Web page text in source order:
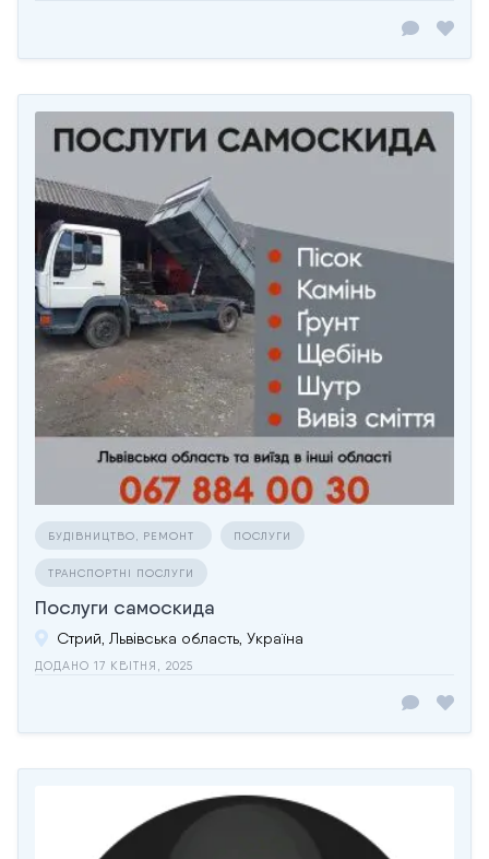
БУДІВНИЦТВО, РЕМОНТ ПОСЛУГИ
ТРАНСПОРТНІ ПОСЛУГИ
Послуги самоскида
Стрий, Львівська область, Україна
ДОДАНО 17 КВІТНЯ, 2025